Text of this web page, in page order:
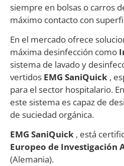
siempre en bolsas o carros
máximo contacto con
En el mercado ofrece
máxima desinfección como
sistema de lavado y
vertidos EMG SaniQuick ,
para el sector hospitalario.
este sistema es capaz de
de suciedad orgánica.
EMG SaniQuick , está
Europeo de Investigación
(Alemania).